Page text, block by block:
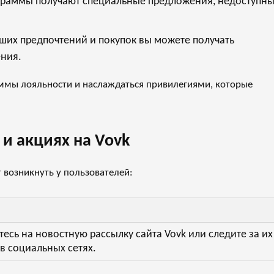
предпочтений и покупок вы можете получать
лояльности и наслаждаться привилегиями, которые
акциях на Vovk
у пользователей:
на новостную рассылку сайта Vovk или следите за их
социальных сетях.